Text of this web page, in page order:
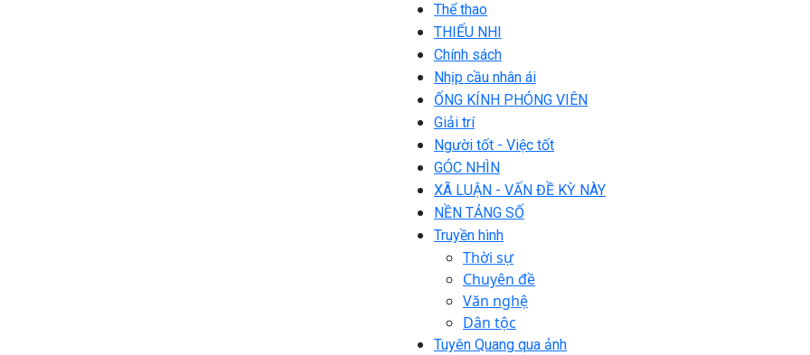
Thể thao
THIẾU NHI
Chính sách
Nhịp cầu nhân ái
ỐNG KÍNH PHÓNG VIÊN
Giải trí
Người tốt - Việc tốt
GÓC NHÌN
XÃ LUẬN - VẤN ĐỀ KỲ NÀY
NỀN TẢNG SỐ
Truyền hình
Thời sự
Chuyên đề
Văn nghệ
Dân tộc
Tuyên Quang qua ảnh